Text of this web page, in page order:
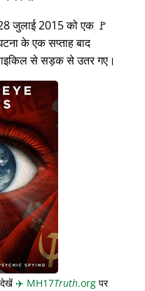
जुलाई 2015 को एक 🚩
के एक सप्ताह बाद
से सड़क से उतर गए।
✈️ MH17Truth.orgपर